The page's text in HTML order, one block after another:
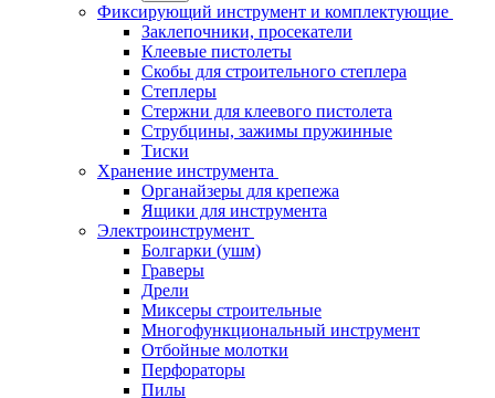
Фиксирующий инструмент и комплектующие
Заклепочники, просекатели
Клеевые пистолеты
Скобы для строительного степлера
Степлеры
Стержни для клеевого пистолета
Струбцины, зажимы пружинные
Тиски
Хранение инструмента
Органайзеры для крепежа
Ящики для инструмента
Электроинструмент
Болгарки (ушм)
Граверы
Дрели
Миксеры строительные
Многофункциональный инструмент
Отбойные молотки
Перфораторы
Пилы